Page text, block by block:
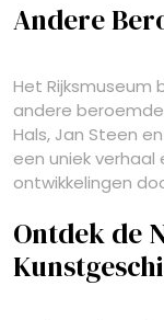
Andere
Het Rijksmuseum
andere
Hals, Jan Steen
een uniek
ontwikkelingen
Ontdek de